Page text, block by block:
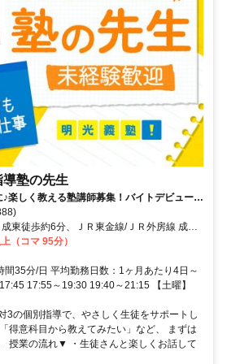
塾の先生
楽しく教える塾講師募集！バイトデビューで
らOK
東徒歩約6分、ＪＲ東金線/ＪＲ外房線 成東
Ｒ外房線 求名出入口2徒歩約46分
（コマ 95分）
間35分/日 平均勤務日数：1ヶ月あたり4日～
17:55～19:30 19:40～21:15 【土曜】
3の個別指導で、やさしく生徒をサポートし
得意科目から教えてみたい」など、 まずは
授業の流れ▼ ・生徒さんと楽しくお話して